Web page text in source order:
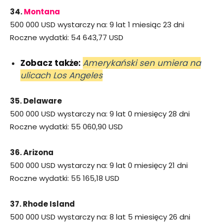
34.Montana
500 000 USD wystarczy na: 9 lat 1 miesiąc 23 dni
Roczne wydatki: 54 643,77 USD
Zobacz także: Amerykański sen umiera na
ulicach Los Angeles
35. Delaware
500 000 USD wystarczy na: 9 lat 0 miesięcy 28 dni
Roczne wydatki: 55 060,90 USD
36. Arizona
500 000 USD wystarczy na: 9 lat 0 miesięcy 21 dni
Roczne wydatki: 55 165,18 USD
37. Rhode Island
500 000 USD wystarczy na: 8 lat 5 miesięcy 26 dni